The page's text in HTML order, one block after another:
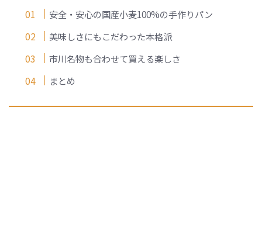
安全・安心の国産小麦100%の手作りパン
美味しさにもこだわった本格派
市川名物も合わせて買える楽しさ
まとめ